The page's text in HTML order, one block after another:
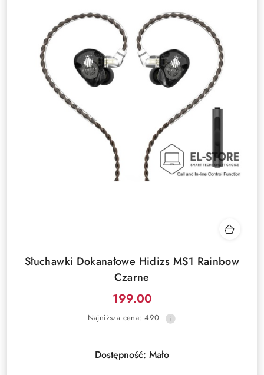
Słuchawki Dokanałowe Hidizs MS1 Rainbow
Czarne
Cena
promocyjna:
199.00
Najniższa
30
dni
Najniższa cena: 490
Dostępność: Mało